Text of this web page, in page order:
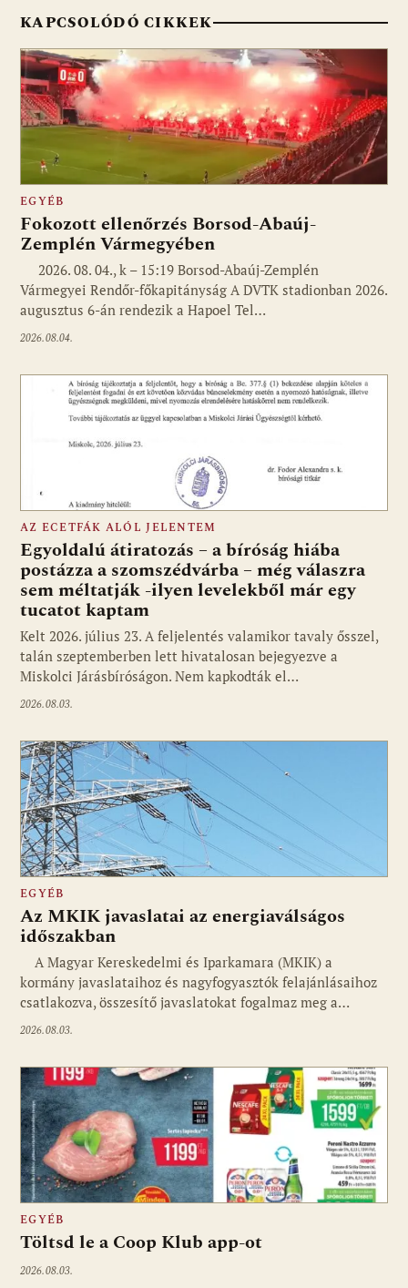
KAPCSOLÓDÓ CIKKEK
EGYÉB
Fokozott ellenőrzés Borsod-Abaúj-
Zemplén Vármegyében
2026. 08. 04., k – 15:19 Borsod-Abaúj-Zemplén
Vármegyei Rendőr-főkapitányság A DVTK stadionban 2026.
augusztus 6-án rendezik a Hapoel Tel…
2026.08.04.
AZ ECETFÁK ALÓL JELENTEM
Egyoldalú átiratozás – a bíróság hiába
postázza a szomszédvárba – még válaszra
sem méltatják -ilyen levelekből már egy
tucatot kaptam
Kelt 2026. július 23. A feljelentés valamikor tavaly ősszel,
talán szeptemberben lett hivatalosan bejegyezve a
Miskolci Járásbíróságon. Nem kapkodták el…
2026.08.03.
EGYÉB
Az MKIK javaslatai az energiaválságos
időszakban
A Magyar Kereskedelmi és Iparkamara (MKIK) a
kormány javaslataihoz és nagyfogyasztók felajánlásaihoz
csatlakozva, összesítő javaslatokat fogalmaz meg a…
2026.08.03.
EGYÉB
Töltsd le a Coop Klub app-ot
2026.08.03.